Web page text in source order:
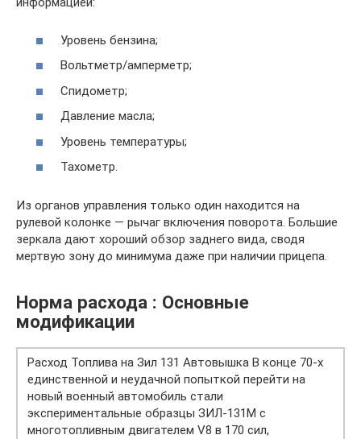
Уровень бензина;
Вольтметр/амперметр;
Спидометр;
Давление масла;
Уровень температуры;
Тахометр.
Из органов управления только один находится на
рулевой колонке — рычаг включения поворота. Большие
зеркала дают хороший обзор заднего вида, сводя
мертвую зону до минимума даже при наличии прицепа.
Норма расхода : Основные
модификации
Расход Топлива на Зил 131 Автовышка В конце 70-х
единственной и неудачной попыткой перейти на
новый военный автомобиль стали
экспериментальные образцы ЗИЛ-131М с
многотопливным двигателем V8 в 170 сил,